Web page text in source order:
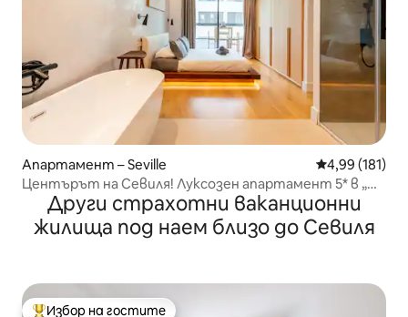
Апартамент – Seville Средна
4,99 (181)
Центърът на Севиля! Луксозен апартамент 5* в „Ла
Магдалена“
Други страхотни ваканционни
жилища под наем близо до Севиля
Избор на гостите